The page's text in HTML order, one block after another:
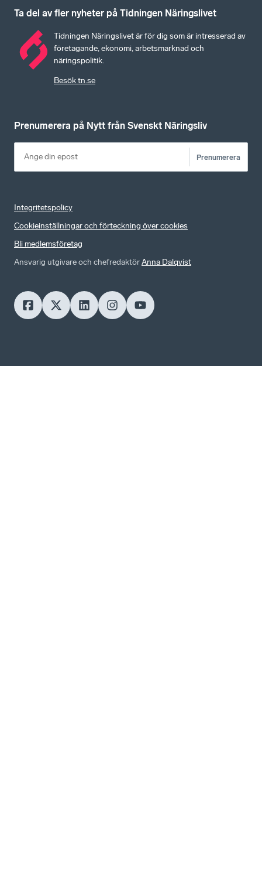
Ta del av fler nyheter på Tidningen Näringslivet
Tidningen Näringslivet är för dig som är intresserad av
företagande, ekonomi, arbetsmarknad och
näringspolitik.
Besök tn.se
Prenumerera på Nytt från Svenskt Näringsliv
Prenumerera
Integritetspolicy
Cookieinställningar och förteckning över cookies
Bli medlemsföretag
Ansvarig utgivare och chefredaktörAnna Dalqvist